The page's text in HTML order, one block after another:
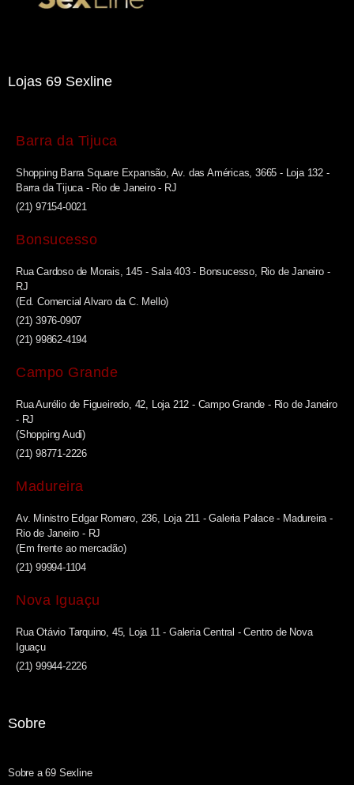
Lojas 69 Sexline
Barra da Tijuca
Shopping Barra Square Expansão, Av. das Américas, 3665 - Loja 132 -
Barra da Tijuca - Rio de Janeiro - RJ
(21) 97154-0021
Bonsucesso
Rua Cardoso de Morais, 145 - Sala 403 - Bonsucesso, Rio de Janeiro -
RJ
(Ed. Comercial Alvaro da C. Mello)
(21) 3976-0907
(21) 99862-4194
Campo Grande
Rua Aurélio de Figueiredo, 42, Loja 212 - Campo Grande - Rio de Janeiro
- RJ
(Shopping Audi)
(21) 98771-2226
Madureira
Av. Ministro Edgar Romero, 236, Loja 211 - Galeria Palace - Madureira -
Rio de Janeiro - RJ
(Em frente ao mercadão)
(21) 99994-1104
Nova Iguaçu
Rua Otávio Tarquino, 45, Loja 11 - Galeria Central - Centro de Nova
Iguaçu
(21) 99944-2226
Sobre
Sobre a 69 Sexline